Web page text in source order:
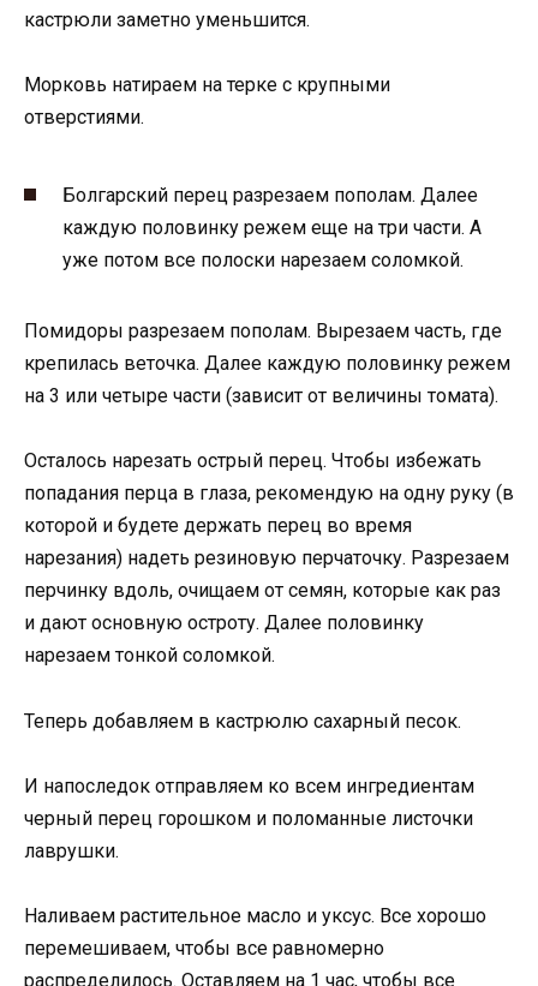
кастрюли заметно уменьшится.
Морковь натираем на терке с крупными
отверстиями.
Болгарский перец разрезаем пополам. Далее
каждую половинку режем еще на три части. А
уже потом все полоски нарезаем соломкой.
Помидоры разрезаем пополам. Вырезаем часть, где
крепилась веточка. Далее каждую половинку режем
на 3 или четыре части (зависит от величины томата).
Осталось нарезать острый перец. Чтобы избежать
попадания перца в глаза, рекомендую на одну руку (в
которой и будете держать перец во время
нарезания) надеть резиновую перчаточку. Разрезаем
перчинку вдоль, очищаем от семян, которые как раз
и дают основную остроту. Далее половинку
нарезаем тонкой соломкой.
Теперь добавляем в кастрюлю сахарный песок.
И напоследок отправляем ко всем ингредиентам
черный перец горошком и поломанные листочки
лаврушки.
Наливаем растительное масло и уксус. Все хорошо
перемешиваем, чтобы все равномерно
распределилось. Оставляем на 1 час, чтобы все